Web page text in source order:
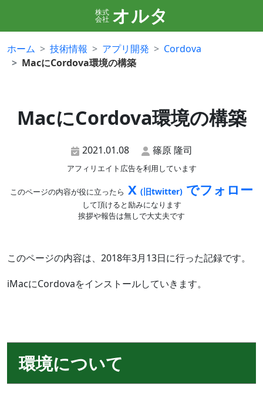
株式
会社 オルタ
ホーム 技術情報 アプリ開発
Cordova
MacにCordova環境の構築
MacにCordova環境の構築
2021.01.08 篠原 隆司
アフィリエイト広告を利用しています
このページの内容が役に立ったら X (旧twitter) でフォロー
して頂けると励みになります
挨拶や報告は無しで大丈夫です
このページの内容は、2018年3月13日に行った記録です。
iMacにCordovaをインストールしていきます。
環境について